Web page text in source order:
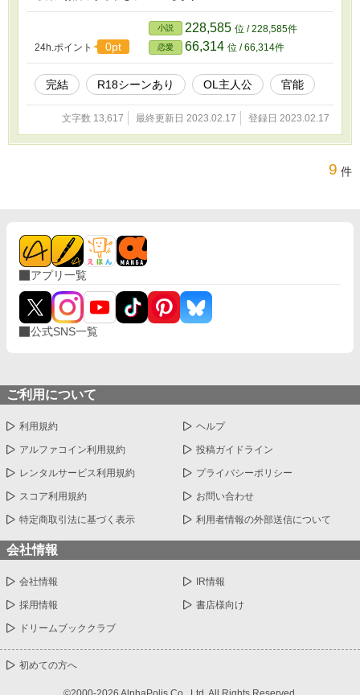
24h.ポイント 0pt
小説 228,585 位 / 228,585件
恋愛 66,314 位 / 66,314件
完結 R18シーンあり OL主人公 官能
文字数 13,617 最終更新日 2023.02.17 登録日 2023.02.17
9 件
アプリ一覧
公式SNS一覧
ご利用について
利用規約 ヘルプ
アルファコイン利用規約 投稿ガイドライン
レンタルサービス利用規約 プライバシーポリシー
スコア利用規約 お問い合わせ
特定商取引法に基づく表示 利用者情報の外部送信について
会社情報
会社情報 IR情報
採用情報 書店様向け
ドリームブッククラブ
初めての方へ